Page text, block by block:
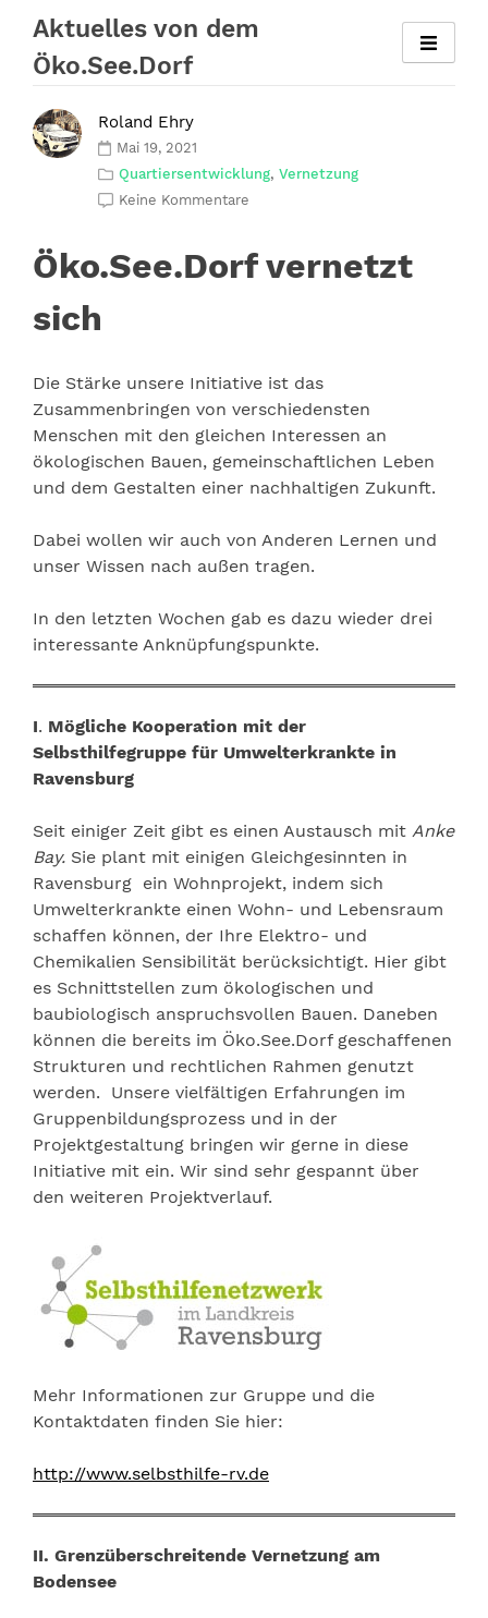
Inhalt
springen
Aktuelles von dem
Öko.See.Dorf
Roland Ehry
Mai 19, 2021
Quartiersentwicklung, Vernetzung
Keine Kommentare
Öko.See.Dorf vernetzt
sich
Die Stärke unsere Initiative ist das
Zusammenbringen von verschiedensten
Menschen mit den gleichen Interessen an
ökologischen Bauen, gemeinschaftlichen Leben
und dem Gestalten einer nachhaltigen Zukunft.
Dabei wollen wir auch von Anderen Lernen und
unser Wissen nach außen tragen.
In den letzten Wochen gab es dazu wieder drei
interessante Anknüpfungspunkte.
I. Mögliche Kooperation mit der
Selbsthilfegruppe für Umwelterkrankte in
Ravensburg
Seit einiger Zeit gibt es einen Austausch mit Anke
Bay. Sie plant mit einigen Gleichgesinnten in
Ravensburg ein Wohnprojekt, indem sich
Umwelterkrankte einen Wohn- und Lebensraum
schaffen können, der Ihre Elektro- und
Chemikalien Sensibilität berücksichtigt. Hier gibt
es Schnittstellen zum ökologischen und
baubiologisch anspruchsvollen Bauen. Daneben
können die bereits im Öko.See.Dorf geschaffenen
Strukturen und rechtlichen Rahmen genutzt
werden. Unsere vielfältigen Erfahrungen im
Gruppenbildungsprozess und in der
Projektgestaltung bringen wir gerne in diese
Initiative mit ein. Wir sind sehr gespannt über
den weiteren Projektverlauf.
Mehr Informationen zur Gruppe und die
Kontaktdaten finden Sie hier:
http://www.selbsthilfe-rv.de
II. Grenzüberschreitende Vernetzung am
Bodensee